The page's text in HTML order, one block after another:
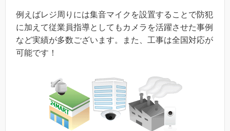
例えばレジ周りには集音マイクを設置することで防犯
に加えて従業員指導としてもカメラを活躍させた事例
など実績が多数ございます。また、工事は全国対応が
可能です！